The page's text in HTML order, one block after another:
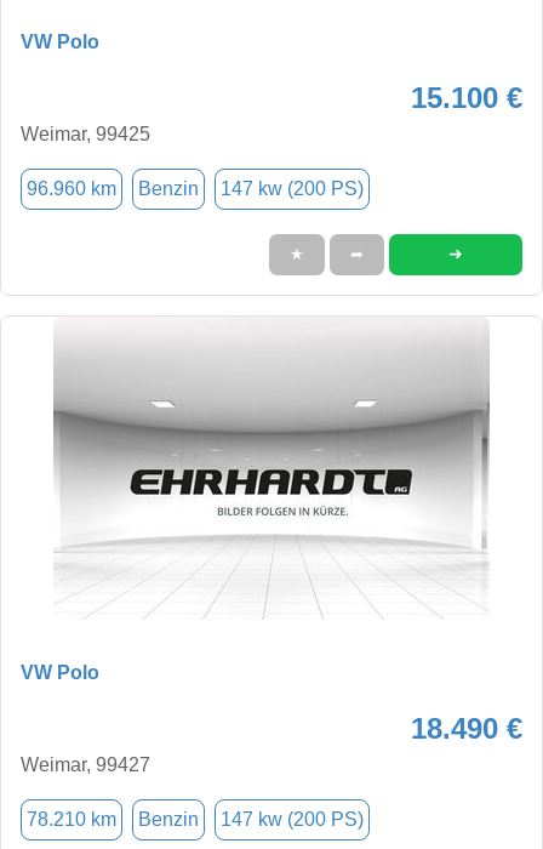
VW Polo
15.100 €
Weimar, 99425
96.960 km Benzin 147 kw (200 PS)
★ ➦ ➜
VW Polo
18.490 €
Weimar, 99427
78.210 km Benzin 147 kw (200 PS)